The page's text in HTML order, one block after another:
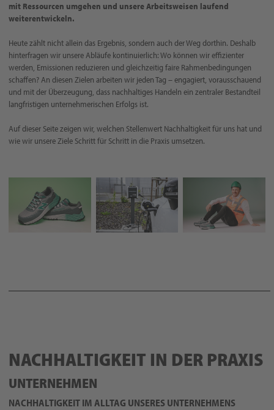
mit Ressourcen umgehen und unsere Arbeitsweisen laufend
weiterentwickeln.
Heute zählt nicht allein das Ergebnis, sondern auch der Weg dorthin. Deshalb
hinterfragen wir unsere Abläufe kontinuierlich: Wo können wir effizienter
werden, Emissionen reduzieren und gleichzeitig faire Rahmenbedingungen
schaffen? An diesen Zielen arbeiten wir jeden Tag – engagiert, vorausschauend
und mit der Überzeugung, dass nachhaltiges Handeln ein zentraler Bestandteil
langfristigen unternehmerischen Erfolgs ist.
Auf dieser Seite zeigen wir, welchen Stellenwert Nachhaltigkeit für uns hat und
wie wir unsere Ziele Schritt für Schritt in die Praxis umsetzen.
NACHHALTIGKEIT IN DER PRAXIS
UNTERNEHMEN
NACHHALTIGKEIT IM ALLTAG UNSERES UNTERNEHMENS